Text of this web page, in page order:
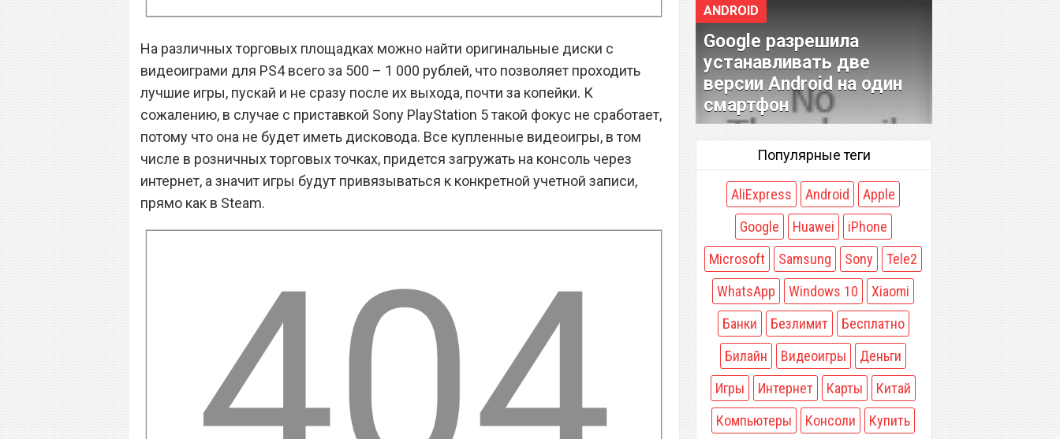
На различных торговых площадках можно найти оригинальные диски с
видеоиграми для PS4 всего за 500 – 1 000 рублей, что позволяет проходить
лучшие игры, пускай и не сразу после их выхода, почти за копейки. К
сожалению, в случае с приставкой Sony PlayStation 5 такой фокус не сработает,
потому что она не будет иметь дисковода. Все купленные видеоигры, в том
числе в розничных торговых точках, придется загружать на консоль через
интернет, а значит игры будут привязываться к конкретной учетной записи,
прямо как в Steam.
ANDROID
Google разрешила
устанавливать две
версии Android на один
смартфон
Популярные теги
AliExpress Android
Apple
Google
Huawei
iPhone
Microsoft
Samsung Sony
Tele2
WhatsApp
Windows 10
Xiaomi
Банки
Безлимит
Бесплатно
Билайн
Видеоигры
Деньги
Игры
Интернет Карты
Китай
Компьютеры
Консоли
Купить